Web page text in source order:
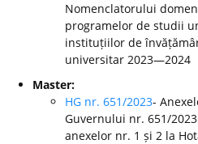
Nomenclatorului
programelor de studii
instituțiilor de
universitar 2023—2024
Master:
HG nr. 651/2023-
Guvernului nr. 651/
anexelor nr. 1 și 2 la